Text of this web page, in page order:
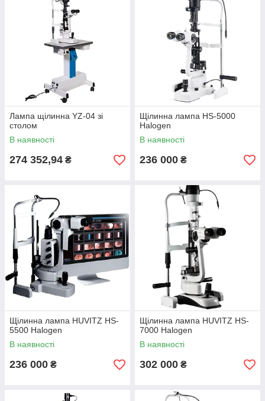
Лампа щілинна YZ-04 зі
столом
В наявності
274 352,94 ₴
Щілинна лампа HS-5000
Halogen
В наявності
236 000 ₴
Щілинна лампа HUVITZ HS-
5500 Halogen
В наявності
236 000 ₴
Щілинна лампа HUVITZ HS-
7000 Halogen
В наявності
302 000 ₴